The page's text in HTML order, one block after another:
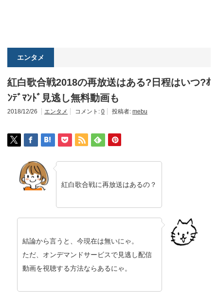
エンタメ
紅白歌合戦2018の再放送はある?日程はいつ?ｵ
ﾝﾃﾞﾏﾝﾄﾞ見逃し無料動画も
2018/12/26 エンタメ コメント: 0 投稿者: mebu
紅白歌合戦に再放送はあるの？
結論から言うと、今現在は無いにゃ。
ただ、オンデマンドサービスで見逃し配信
動画を視聴する方法ならあるにゃ。